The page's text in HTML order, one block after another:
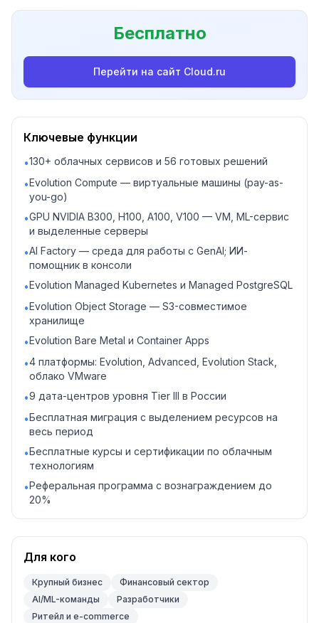
Бесплатная миграция.
Бесплатно
Перейти на сайт Cloud.ru
Ключевые функции
•130+ облачных сервисов и 56 готовых решений
•Evolution Compute — виртуальные машины (pay-as-
you-go)
•GPU NVIDIA B300, H100, A100, V100 — VM, ML-сервис
и выделенные серверы
•AI Factory — среда для работы с GenAI; ИИ-
помощник в консоли
•Evolution Managed Kubernetes и Managed PostgreSQL
•Evolution Object Storage — S3-совместимое
хранилище
•Evolution Bare Metal и Container Apps
•4 платформы: Evolution, Advanced, Evolution Stack,
облако VMware
•9 дата-центров уровня Tier III в России
•Бесплатная миграция с выделением ресурсов на
весь период
•Бесплатные курсы и сертификации по облачным
технологиям
•Реферальная программа с вознаграждением до
20%
Для кого
Крупный бизнес
Финансовый сектор
AI/ML-команды
Разработчики
Ритейл и e-commerce